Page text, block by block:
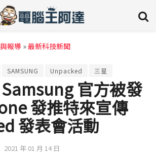
報導 »最新科技新聞
SAMSUNG Unpacked 三星
官方被發
發推特來宣傳
發表會活動
2021 年 01 月 14 日